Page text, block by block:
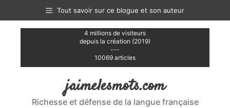
contenu
Tout savoir sur ce blogue et son auteur
4 millions de visiteurs
depuis la création (2019)
---
10069 articles
jaimelesmots.com
Richesse et défense de la langue française